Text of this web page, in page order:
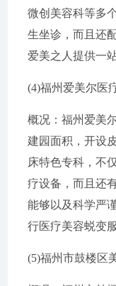
微创美容科等多
生坐诊，而且还
爱美之人提供一
(4)福州爱美尔医
概况：福州爱美
建园面积，开设
床特色专科，不
疗设备，而且还
能够以及科学严
行医疗美容蜕变服
(5)福州市鼓楼区